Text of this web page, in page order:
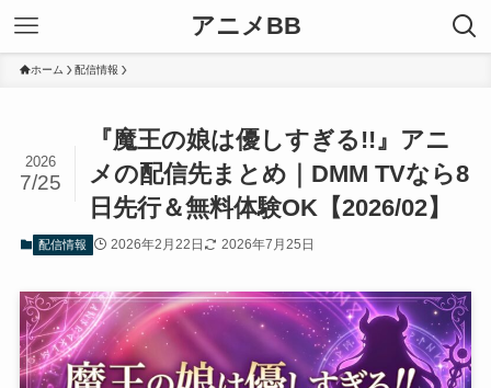
アニメBB
ホーム 配信情報
『魔王の娘は優しすぎる!!』アニ
メの配信先まとめ｜DMM TVなら8
日先行＆無料体験OK【2026/02】
2026
7/25
配信情報 2026年2月22日 2026年7月25日